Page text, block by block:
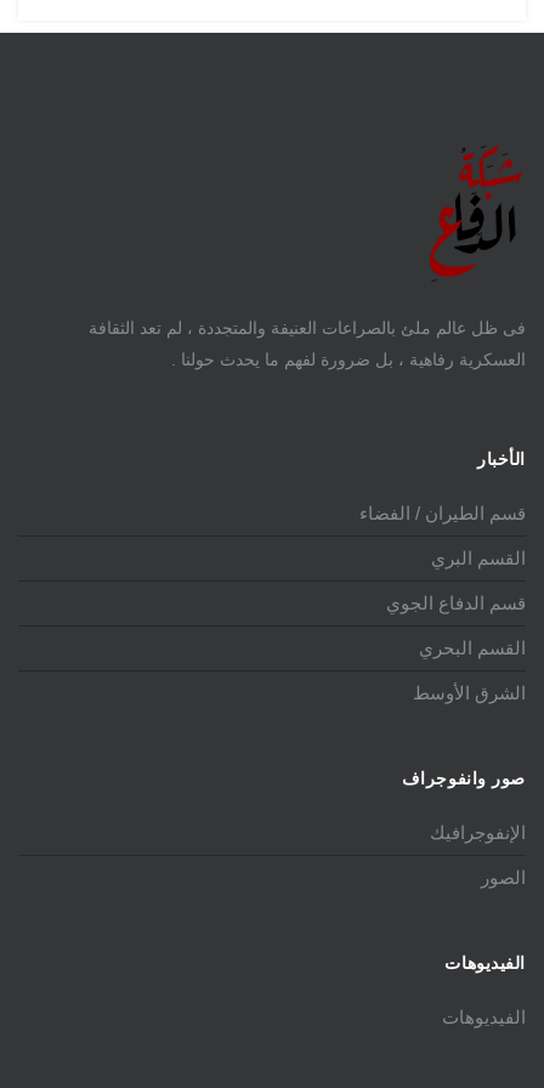
فى ظل عالم ملئ بالصراعات العنيفة والمتجددة ، لم تعد الثقافة
العسكرية رفاهية ، بل ضرورة لفهم ما يحدث حولنا .
الأخبار
قسم الطيران / الفضاء
القسم البري
قسم الدفاع الجوي
القسم البحري
الشرق الأوسط
صور وانفوجراف
الإنفوجرافيك
الصور
الفيديوهات
الفيديوهات